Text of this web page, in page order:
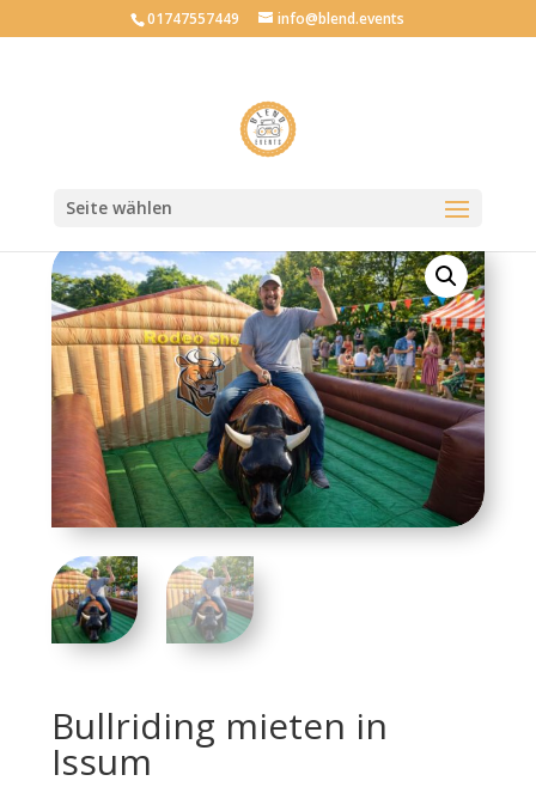
01747557449 info@blend.events
Seite wählen
Mietartikel
Bullriding mieten in
Issum